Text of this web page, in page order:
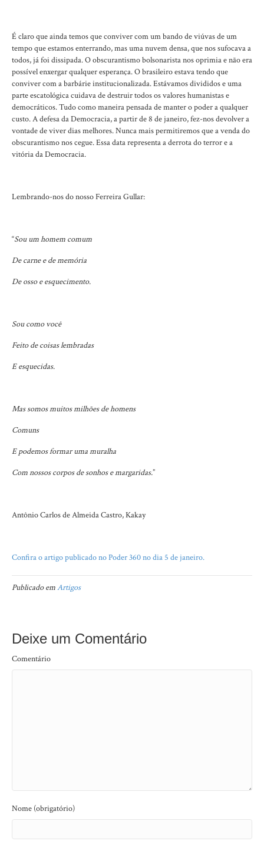
É claro que ainda temos que conviver com um bando de viúvas de um
tempo que estamos enterrando, mas uma nuvem densa, que nos sufocava a
todos, já foi dissipada. O obscurantismo bolsonarista nos oprimia e não era
possível enxergar qualquer esperança. O brasileiro estava tendo que
conviver com a barbárie institucionalizada. Estávamos divididos e uma
parte escatológica cuidava de destruir todos os valores humanistas e
democráticos. Tudo como maneira pensada de manter o poder a qualquer
custo. A defesa da Democracia, a partir de 8 de janeiro, fez-nos devolver a
vontade de viver dias melhores. Nunca mais permitiremos que a venda do
obscurantismo nos cegue. Essa data representa a derrota do terror e a
vitória da Democracia.
Lembrando-nos do nosso Ferreira Gullar:
“Sou um homem comum
De carne e de memória
De osso e esquecimento.
Sou como você
Feito de coisas lembradas
E esquecidas.
Mas somos muitos milhões de homens
Comuns
E podemos formar uma muralha
Com nossos corpos de sonhos e margaridas.”
Antônio Carlos de Almeida Castro, Kakay
Confira o artigo publicado no Poder 360 no dia 5 de janeiro.
Publicado emArtigos
Deixe um Comentário
Comentário
Nome (obrigatório)